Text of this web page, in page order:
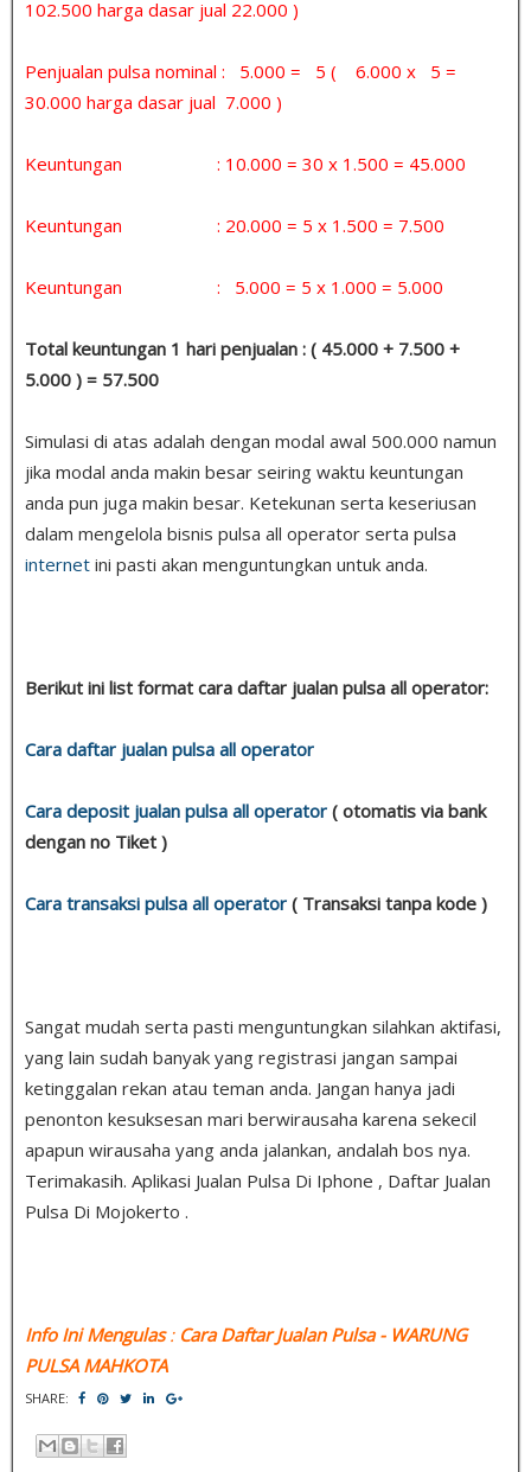
102.500 harga dasar jual 22.000 )
Penjualan pulsa nominal : 5.000 = 5 ( 6.000 x 5 =
30.000 harga dasar jual 7.000 )
Keuntungan : 10.000 = 30 x 1.500 = 45.000
Keuntungan : 20.000 = 5 x 1.500 = 7.500
Keuntungan : 5.000 = 5 x 1.000 = 5.000
Total keuntungan 1 hari penjualan : ( 45.000 + 7.500 +
5.000 ) = 57.500
Simulasi di atas adalah dengan modal awal 500.000 namun
jika modal anda makin besar seiring waktu keuntungan
anda pun juga makin besar. Ketekunan serta keseriusan
dalam mengelola bisnis pulsa all operator serta pulsa
internet ini pasti akan menguntungkan untuk anda.
Berikut ini list format cara daftar jualan pulsa all operator:
Cara daftar jualan pulsa all operator
Cara deposit jualan pulsa all operator ( otomatis via bank
dengan no Tiket )
Cara transaksi pulsa all operator ( Transaksi tanpa kode )
Sangat mudah serta pasti menguntungkan silahkan aktifasi,
yang lain sudah banyak yang registrasi jangan sampai
ketinggalan rekan atau teman anda. Jangan hanya jadi
penonton kesuksesan mari berwirausaha karena sekecil
apapun wirausaha yang anda jalankan, andalah bos nya.
Terimakasih. Aplikasi Jualan Pulsa Di Iphone , Daftar Jualan
Pulsa Di Mojokerto .
Info Ini Mengulas: Cara Daftar Jualan Pulsa- WARUNG
PULSA MAHKOTA
SHARE: